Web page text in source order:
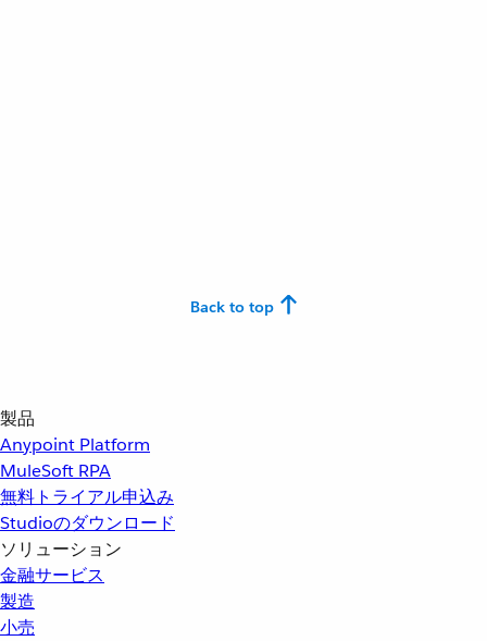
Back to top
製品
Anypoint Platform
MuleSoft RPA
無料トライアル申込み
Studioのダウンロード
ソリューション
金融サービス
製造
小売